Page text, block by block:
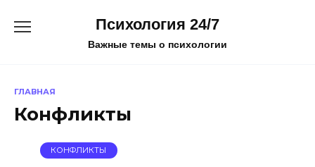
Психология 24/7
Важные темы о психологии
ГЛАВНАЯ
Конфликты
КОНФЛИКТЫ